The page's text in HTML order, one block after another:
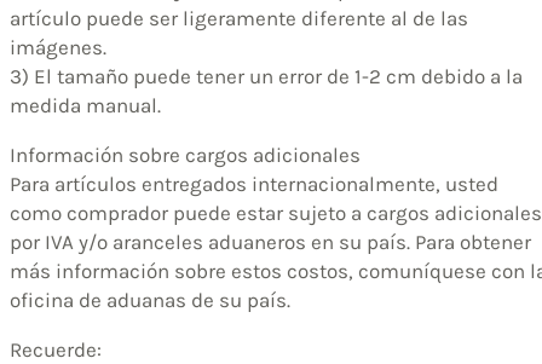
artículo puede ser ligeramente diferente al de las
imágenes.
3) El tamaño puede tener un error de 1-2 cm debido a la
medida manual.
Información sobre cargos adicionales
Para artículos entregados internacionalmente, usted
como comprador puede estar sujeto a cargos adicionales
por IVA y/o aranceles aduaneros en su país. Para obtener
más información sobre estos costos, comuníquese con
oficina de aduanas de su país.
Recuerde: